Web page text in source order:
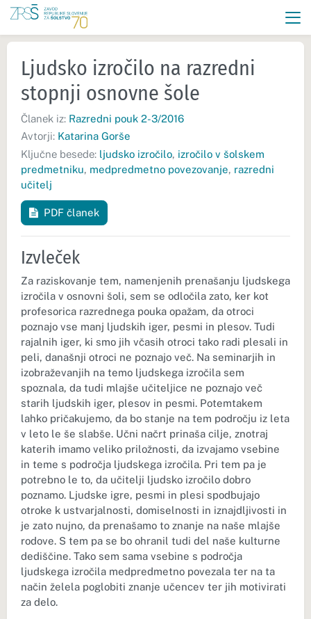
Ljudsko izročilo na razredni
stopnji osnovne šole
Članek iz: Razredni pouk 2-3/2016
Avtorji: Katarina Gorše
Ključne besede: ljudsko izročilo, izročilo v šolskem
predmetniku, medpredmetno povezovanje, razredni
učitelj
PDF članek
Izvleček
Za raziskovanje tem, namenjenih prenašanju ljudskega
izročila v osnovni šoli, sem se odločila zato, ker kot
profesorica razrednega pouka opažam, da otroci
poznajo vse manj ljudskih iger, pesmi in plesov. Tudi
rajalnih iger, ki smo jih včasih otroci tako radi plesali in
peli, današnji otroci ne poznajo več. Na seminarjih in
izobraževanjih na temo ljudskega izročila sem
spoznala, da tudi mlajše učiteljice ne poznajo več
starih ljudskih iger, plesov in pesmi. Potemtakem
lahko pričakujemo, da bo stanje na tem področju iz leta
v leto le še slabše. Učni načrt prinaša cilje, znotraj
katerih imamo veliko priložnosti, da izvajamo vsebine
in teme s področja ljudskega izročila. Pri tem pa je
potrebno le to, da učitelji ljudsko izročilo dobro
poznamo. Ljudske igre, pesmi in plesi spodbujajo
otroke k ustvarjalnosti, domiselnosti in iznajdljivosti in
je zato nujno, da prenašamo to znanje na naše mlajše
rodove. S tem pa se bo ohranil tudi del naše kulturne
dediščine. Tako sem sama vsebine s področja
ljudskega izročila medpredmetno povezala ter na ta
način želela poglobiti znanje učencev ter jih motivirati
za delo.